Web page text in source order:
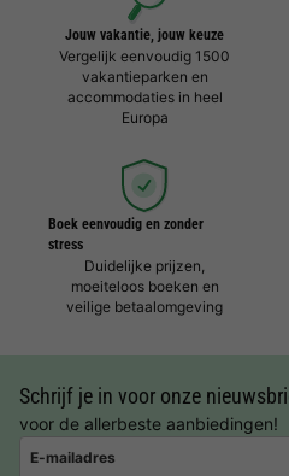
Jouw vakantie, jouw keuze
Vergelijk eenvoudig 1500
vakantieparken en
accommodaties in heel
Europa
Boek eenvoudig en zonder
stress
Duidelijke prijzen,
moeiteloos boeken en
veilige betaalomgeving
Schrijf je in voor onze
voor de allerbeste aanbiedingen!
E-mailadres